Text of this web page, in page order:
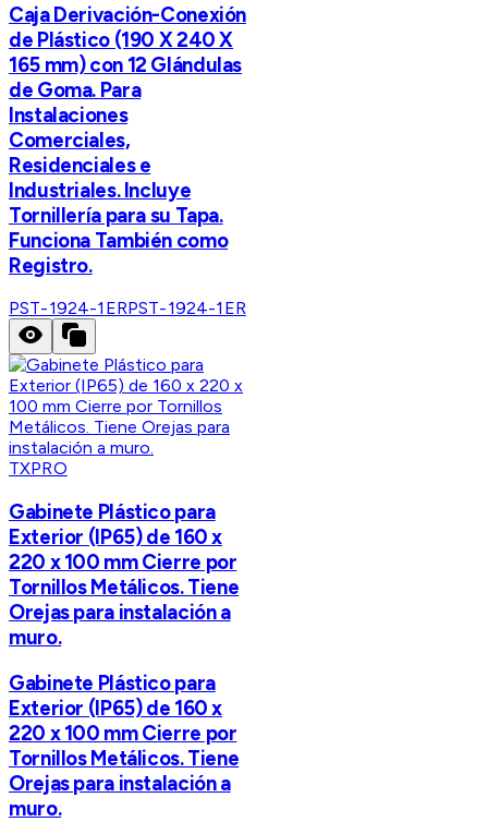
Caja Derivación-Conexión
de Plástico (190 X 240 X
165 mm) con 12 Glándulas
de Goma. Para
Instalaciones
Comerciales,
Residenciales e
Industriales. Incluye
Tornillería para su Tapa.
Funciona También como
Registro.
PST-1924-1ERPST-1924-1ER
TXPRO
Gabinete Plástico para
Exterior (IP65) de 160 x
220 x 100 mm Cierre por
Tornillos Metálicos. Tiene
Orejas para instalación a
muro.
Gabinete Plástico para
Exterior (IP65) de 160 x
220 x 100 mm Cierre por
Tornillos Metálicos. Tiene
Orejas para instalación a
muro.